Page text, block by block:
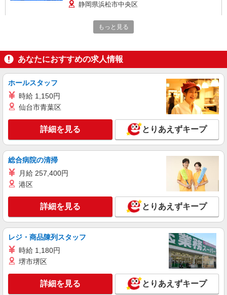
静岡県浜松市中央区
アルバイト パート
株式会社バイトレ（ADM814745）
【接客なし】静かな職場で集中◎検品・箱詰め
時給1650円（就業先により異なる）
キープ 詳細を見る
アルバイト パート
株式会社バイトレ（ADM815449）
手のひらサイズ中心◎数える・詰めるだけの超
時給1100円（就業先により異なる）
静岡県浜松市中央区
キープ 詳細を見る
アルバイト パート
株式会社バイトレ（ADM820992）
コツコツ派歓迎｜見る・分ける・貼るだけ♪倉
庫内軽作業
もっと見る
あなたにおすすめの求人情報
ホールスタッフ
時給 1,150円
仙台市青葉区
詳細を見る とりあえずキープ
総合病院の清掃
月給 257,400円
港区
詳細を見る とりあえずキープ
レジ・商品陳列スタッフ
時給 1,180円
堺市堺区
詳細を見る とりあえずキープ